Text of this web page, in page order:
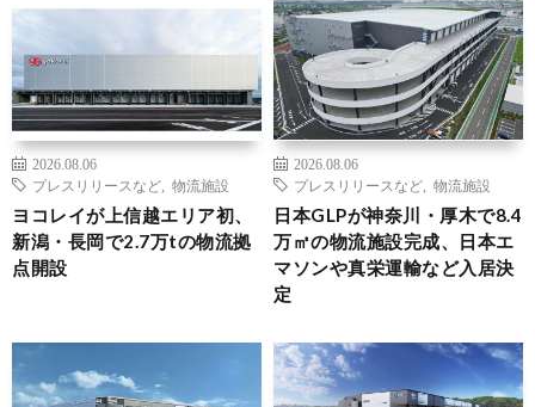
2026.08.06
プレスリリースなど
物流施設
ヨコレイが上信越エリア初、
新潟・長岡で2.7万tの物流拠
点開設
2026.08.06
プレスリリースなど
物流施設
日本GLPが神奈川・厚木で8.4
万㎡の物流施設完成、日本エ
マソンや真栄運輸など入居決
定